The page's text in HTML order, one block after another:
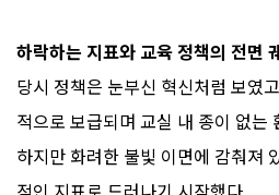
하락하는 지표와 교육 정책의 전면
당시 정책은 눈부신 혁신처럼 보였
적으로 보급되며 교실 내 종이 없는
하지만 화려한 불빛 이면에 감춰져